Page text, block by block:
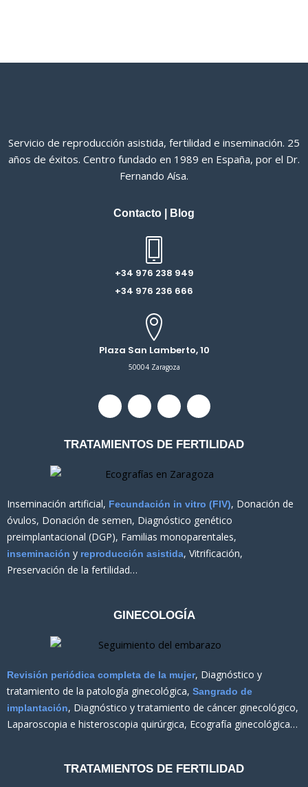
Servicio de reproducción asistida, fertilidad e inseminación. 25
años de éxitos. Centro fundado en 1989 en España, por el Dr.
Fernando Aísa.
Contacto Blog
+34 976 238 949
+34 976 236 666
Plaza San Lamberto, 10
50004 Zaragoza
T
w
t
t
r
F
a
e
b
o
k
n
t
a
r
a
L
k
e
i
n
TRATAMIENTOS DE FERTILIDAD
Inseminación artificial, Fecundación in vitro (FIV), Donación de
óvulos, Donación de semen, Diagnóstico genético
preimplantacional (DGP), Familias monoparentales,
inseminación y reproducción asistida, Vitrificación,
Preservación de la fertilidad…
GINECOLOGÍA
Revisión periódica completa de la mujer, Diagnóstico y
tratamiento de la patología ginecológica, Sangrado de
implantación, Diagnóstico y tratamiento de cáncer ginecológico,
Laparoscopia e histeroscopia quirúrgica, Ecografía ginecológica…
TRATAMIENTOS DE FERTILIDAD